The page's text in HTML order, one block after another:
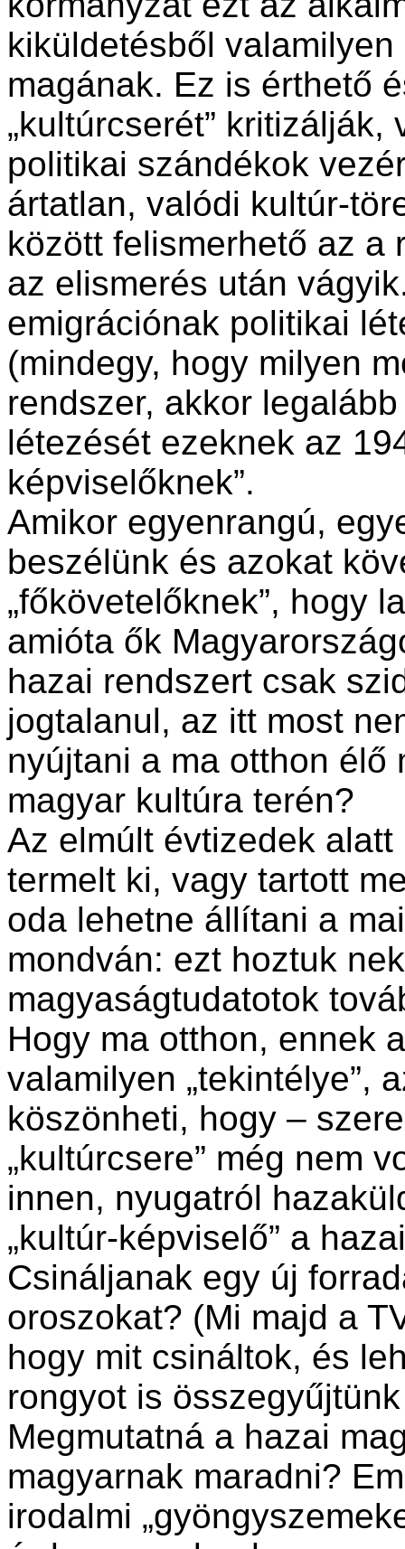
kiküldetésből
magának. Ez is érthető
„kultúrcserét”
politikai szándékok
ártatlan, valódi kultúr-
között felismerhető az a
az elismerés után
emigrációnak politikai
(mindegy, hogy milyen
rendszer, akkor
létezését ezeknek az
képviselőknek”.
Amikor egyenrangú,
beszélünk és azokat
„főkövetelőknek”, hogy
amióta ők
hazai rendszert csak
jogtalanul, az itt most
nyújtani a ma otthon élő
magyar kultúra terén?
Az elmúlt évtizedek alatt
termelt ki, vagy tartott
oda lehetne állítani a
mondván: ezt hoztuk
magyaságtudatotok
Hogy ma otthon, ennek
valamilyen „tekintélye”,
köszönheti, hogy –
„kultúrcsere” még nem
innen, nyugatról
„kultúr-képviselő” a
Csináljanak egy új
oroszokat? (Mi majd a
hogy mit csináltok, és
rongyot is
Megmutatná a hazai
magyarnak maradni?
irodalmi